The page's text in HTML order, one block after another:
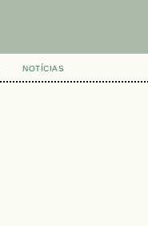
NOTÍCIAS